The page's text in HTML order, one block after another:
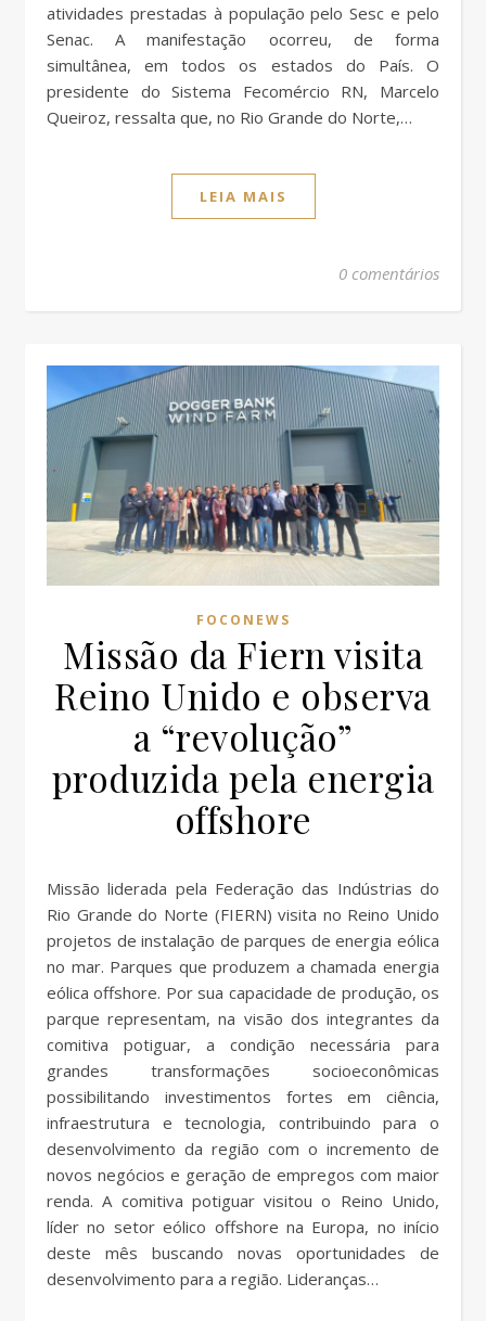
atividades prestadas à população pelo Sesc e pelo
Senac. A manifestação ocorreu, de forma
simultânea, em todos os estados do País. O
presidente do Sistema Fecomércio RN, Marcelo
Queiroz, ressalta que, no Rio Grande do Norte,…
LEIA MAIS
0 comentários
FOCONEWS
Missão da Fiern visita
Reino Unido e observa
a “revolução”
produzida pela energia
offshore
Missão liderada pela Federação das Indústrias do
Rio Grande do Norte (FIERN) visita no Reino Unido
projetos de instalação de parques de energia eólica
no mar. Parques que produzem a chamada energia
eólica offshore. Por sua capacidade de produção, os
parque representam, na visão dos integrantes da
comitiva potiguar, a condição necessária para
grandes transformações socioeconômicas
possibilitando investimentos fortes em ciência,
infraestrutura e tecnologia, contribuindo para o
desenvolvimento da região com o incremento de
novos negócios e geração de empregos com maior
renda. A comitiva potiguar visitou o Reino Unido,
líder no setor eólico offshore na Europa, no início
deste mês buscando novas oportunidades de
desenvolvimento para a região. Lideranças…